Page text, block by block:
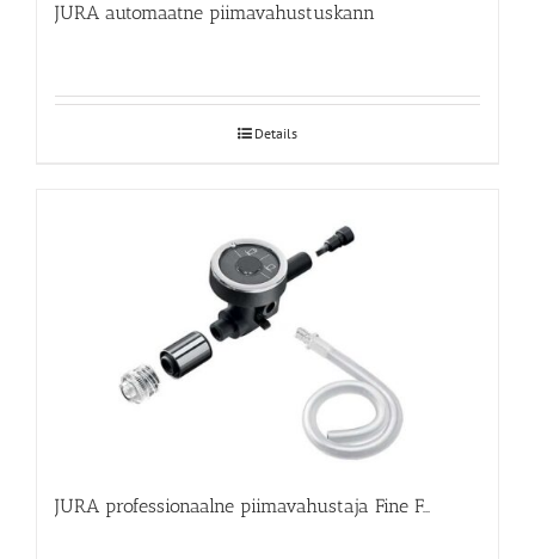
JURA automaatne piimavahustuskann
Details
JURA professionaalne piimavahustaja Fine Foam